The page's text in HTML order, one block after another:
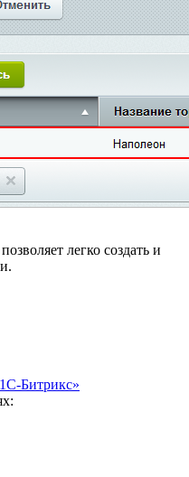
легко создать и
Битрикс»